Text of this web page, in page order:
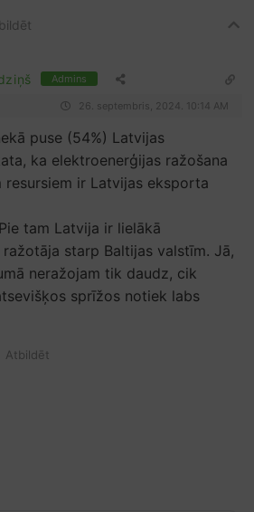
Admins
26. septembris, 2024. 10:14 AM
puse (54%) Latvijas
ka elektroenerģijas ražošana
resursiem ir Latvijas eksporta
tam Latvija ir lielākā
starp Baltijas valstīm. Jā,
neražojam tik daudz, cik
sprīžos notiek labs
Atbildēt